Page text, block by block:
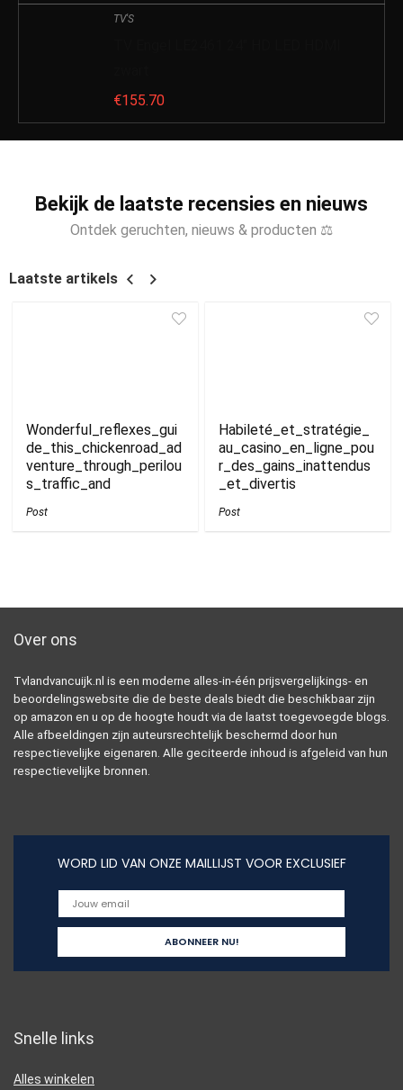
TV'S
€155.70
Bekijk de laatste recensies en nieuws
Ontdek geruchten, nieuws & producten ⚖
Laatste artikels
Wonderful_reflexes_gui
de_this_chickenroad_ad
venture_through_perilou
s_traffic_and
Post
Habileté_et_stratégie_
au_casino_en_ligne_pou
r_des_gains_inattendus
_et_divertis
Post
Over ons
Tvlandvancuijk.nl is een moderne alles-in-één prijsvergelijkings- en
beoordelingswebsite die de beste deals biedt die beschikbaar zijn
op amazon en u op de hoogte houdt via de laatst toegevoegde blogs.
Alle afbeeldingen zijn auteursrechtelijk beschermd door hun
respectievelijke eigenaren. Alle geciteerde inhoud is afgeleid van hun
respectievelijke bronnen.
WORD LID VAN ONZE MAILLIJST VOOR EXCLUSIEF
Snelle links
Alles winkelen